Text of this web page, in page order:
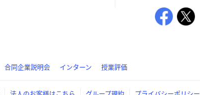
合同企業説明会 インターン 授業評価